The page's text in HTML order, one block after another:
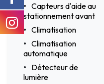
Capteurs d'aide au
stationnement avant
Climatisation
Climatisation
automatique
Détecteur de
lumière